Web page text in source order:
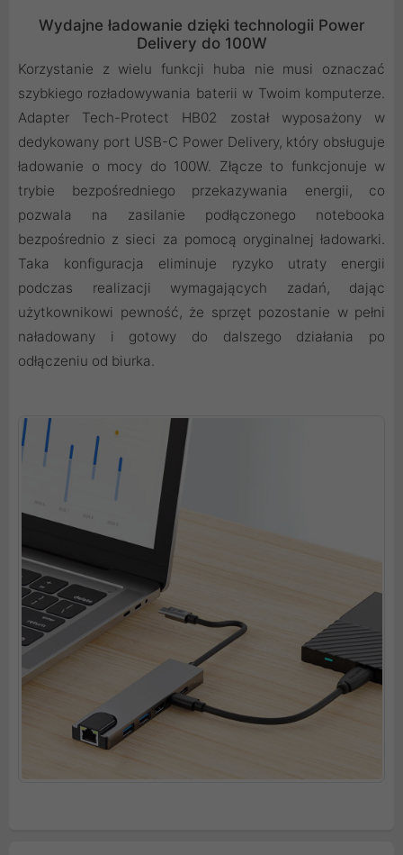
Wydajne ładowanie dzięki technologii Power
Delivery do 100W
Korzystanie z wielu funkcji huba nie musi oznaczać
szybkiego rozładowywania baterii w Twoim komputerze.
Adapter Tech-Protect HB02 został wyposażony w
dedykowany port USB-C Power Delivery, który obsługuje
ładowanie o mocy do 100W. Złącze to funkcjonuje w
trybie bezpośredniego przekazywania energii, co
pozwala na zasilanie podłączonego notebooka
bezpośrednio z sieci za pomocą oryginalnej ładowarki.
Taka konfiguracja eliminuje ryzyko utraty energii
podczas realizacji wymagających zadań, dając
użytkownikowi pewność, że sprzęt pozostanie w pełni
naładowany i gotowy do dalszego działania po
odłączeniu od biurka.